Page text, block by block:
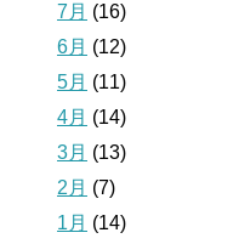
7月 (16)
6月 (12)
5月 (11)
4月 (14)
3月 (13)
2月 (7)
1月 (14)